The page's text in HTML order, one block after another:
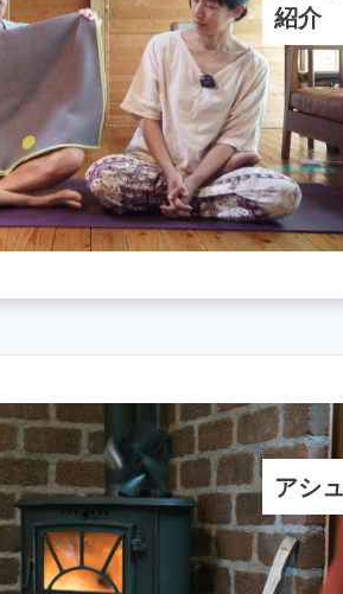
紹介
アシ